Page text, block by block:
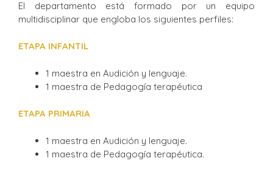
El departamento está formado por un equipo
multidisciplinar que engloba los siguientes perfiles:
ETAPA INFANTIL
1 maestra en Audición y lenguaje.
1 maestra de Pedagogía terapéutica
ETAPA PRIMARIA
1 maestra en Audición y lenguaje.
1 maestra de Pedagogía terapéutica.